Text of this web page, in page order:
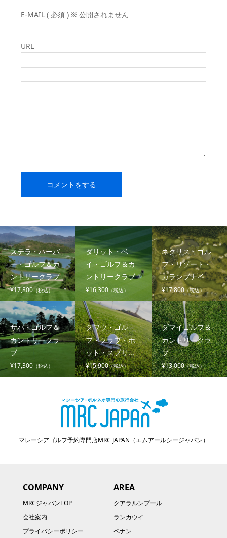
E-MAIL ( 必須 ) ※ 公開されません
URL
ステラ・ハーバ
ー・ゴルフ＆カ
ントリークラブ
¥17,800（税込）
ダリット・ベ
イ・ゴルフ＆カ
ントリークラブ
¥16,300 （税込）
ネクサス・ゴル
フ・リゾート・
カランブナイ
¥17,800（税込）
サバ・ゴルフ＆
カントリークラ
ブ
¥17,300 （税込）
タワウ・ゴル
フ・クラブ・ホ
ット・スプリ...
¥15,900（税込）
ダマイゴルフ＆
カントリークラ
ブ
¥13,000（税込）
マレーシアゴルフ予約専門店MRC JAPAN（エムアールシージャパン）
COMPANY
MRCジャパンTOP
会社案内
プライバシーポリシー
AREA
クアラルンプール
ランカウイ
ペナン